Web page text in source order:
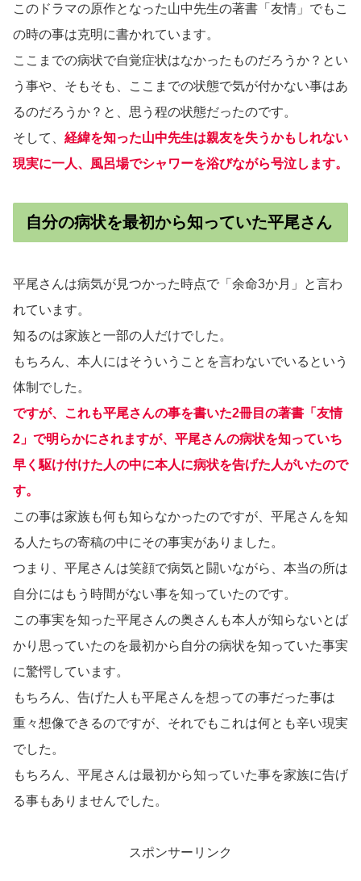
このドラマの原作となった山中先生の著書「友情」でもこ
の時の事は克明に書かれています。
ここまでの病状で自覚症状はなかったものだろうか？とい
う事や、そもそも、ここまでの状態で気が付かない事はあ
るのだろうか？と、思う程の状態だったのです。
そして、 経緯を知った山中先生は親友を失うかもしれない
現実に一人、風呂場でシャワーを浴びながら号泣します。
自分の病状を最初から知っていた平尾さん
平尾さんは病気が見つかった時点で「余命3か月」と言わ
れています。
知るのは家族と一部の人だけでした。
もちろん、本人にはそういうことを言わないでいるという
体制でした。
ですが、これも平尾さんの事を書いた2冊目の著書「友情
2」で明らかにされますが、平尾さんの病状を知っていち
早く駆け付けた人の中に本人に病状を告げた人がいたので
す。
この事は家族も何も知らなかったのですが、平尾さんを知
る人たちの寄稿の中にその事実がありました。
つまり、平尾さんは笑顔で病気と闘いながら、本当の所は
自分にはもう時間がない事を知っていたのです。
この事実を知った平尾さんの奥さんも本人が知らないとば
かり思っていたのを最初から自分の病状を知っていた事実
に驚愕しています。
もちろん、告げた人も平尾さんを想っての事だった事は
重々想像できるのですが、それでもこれは何とも辛い現実
でした。
もちろん、平尾さんは最初から知っていた事を家族に告げ
る事もありませんでした。
スポンサーリンク